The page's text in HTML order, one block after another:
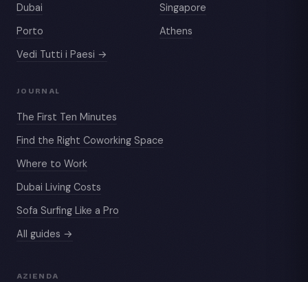
Dubai
Singapore
Porto
Athens
Vedi Tutti i Paesi →
JOURNAL
The First Ten Minutes
Find the Right Coworking Space
Where to Work
Dubai Living Costs
Sofa Surfing Like a Pro
All guides →
AZIENDA